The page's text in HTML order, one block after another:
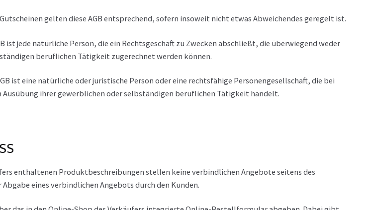
gelten diese AGB entsprechend, sofern insoweit nicht etwas Abweichendes geregelt ist.
ist jede natürliche Person, die ein Rechtsgeschäft zu Zwecken abschließt, die überwiegend weder
beruflichen Tätigkeit zugerechnet werden können.
ist eine natürliche oder juristische Person oder eine rechtsfähige Personengesellschaft, die bei
Ausübung ihrer gewerblichen oder selbständigen beruflichen Tätigkeit handelt.
enthaltenen Produktbeschreibungen stellen keine verbindlichen Angebote seitens des
eines verbindlichen Angebots durch den Kunden.